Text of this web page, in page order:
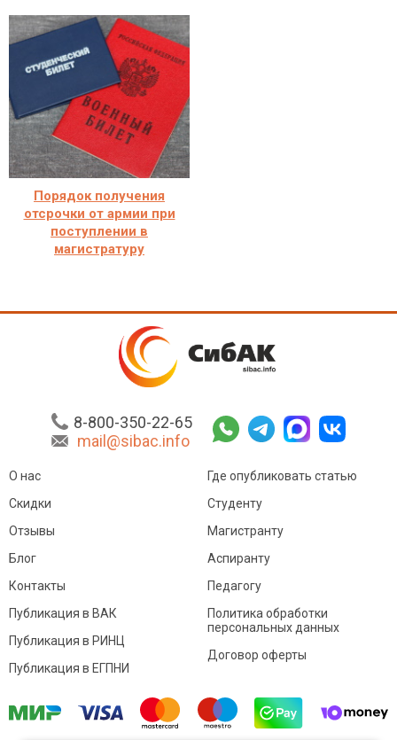
Порядок получения
отсрочки от армии при
поступлении в
магистратуру
8-800-350-22-65
mail@sibac.info
О нас
Скидки
Отзывы
Блог
Контакты
Где опубликовать статью
Студенту
Магистранту
Аспиранту
Педагогу
Публикация в ВАК
Публикация в РИНЦ
Публикация в ЕГПНИ
Политика обработки
персональных данных
Договор оферты